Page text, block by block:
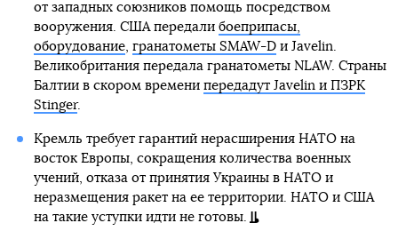
от западных союзников помощь посредством
вооружения. США передали боеприпасы,
оборудование, гранатометы SMAW-Dи Javelin.
Великобритания передала гранатометы NLAW. Страны
Балтии в скором времени передадут Javelin и ПЗРК
Stinger.
Кремль требует гарантий нерасширения НАТО на
восток Европы, сокращения количества военных
учений, отказа от принятия Украины в НАТО и
неразмещения ракет на ее территории. НАТО и США
на такие уступки идти не готовы.